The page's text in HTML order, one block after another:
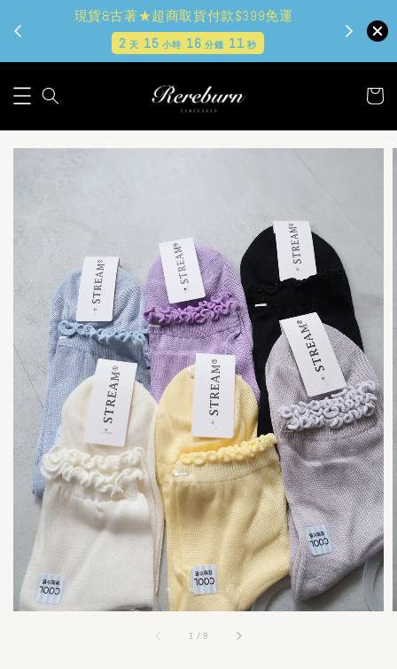
現貨&古著★超商取貨付款$399免運
2 天 15 小時 16 分鐘 10秒
1 / 9